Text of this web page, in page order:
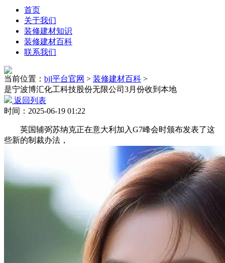
首页
关于我们
装修建材知识
装修建材百科
联系我们
当前位置： bjl平台官网 > 装修建材百科 >
是宁波博汇化工科技股份无限公司3月份收到本地
返回列表
时间：2025-06-19 01:22
英国辅弼苏纳克正在意大利加入G7峰会时颁布发表了这
些新的制裁办法，